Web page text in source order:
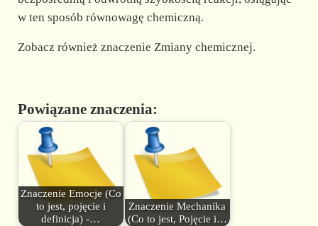
w ten sposób równowagę chemiczną.
Zobacz również znaczenie Zmiany chemicznej.
Powiązane znaczenia:
Znaczenie Emocje (Co
to jest, pojęcie i
definicja) -…
Znaczenie Mechanika
(Co to jest, Pojęcie i…